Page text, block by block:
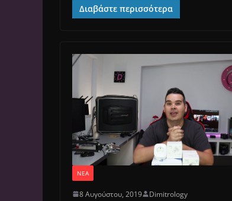
Διαβάστε περισσότερα
ΝΈΑ
8 Αυγούστου, 2019 Dimitrology